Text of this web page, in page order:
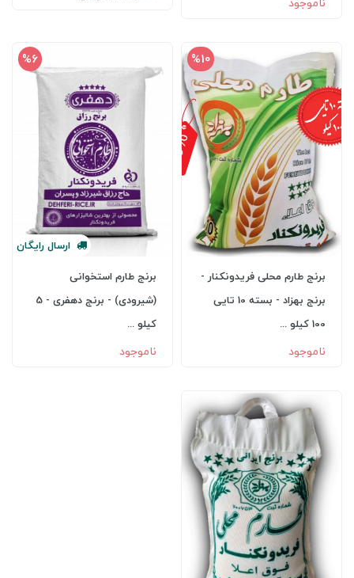
%10
برنج طارم محلی فریدونکنار -
برنج بهزاد - بسته 10 تایی
100 کیلو ...
ناموجود
%6
ارسالرایگان
برنج طارم استخوانی
(شیرودی) - برنج دهفری - 5
کیلو ...
ناموجود